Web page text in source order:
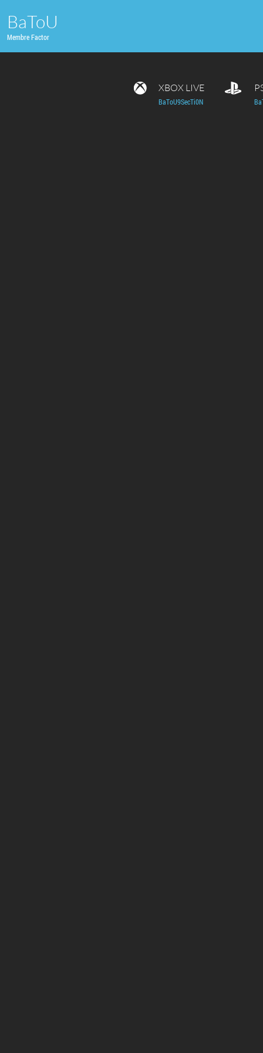
BaToU
Membre Factor
XBOX LIVE
BaToU9SecTi0N